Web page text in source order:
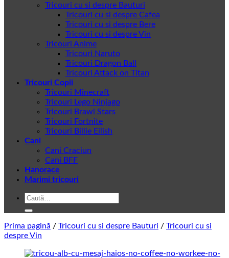
Tricouri cu si despre Bauturi
Tricouri cu si despre Cafea
Tricouri cu si despre Bere
Tricouri cu si despre Vin
Tricouri Anime
Tricouri Naruto
Tricouri Dragon Ball
Tricouri Attack on Titan
Tricouri Copii
Tricouri Minecraft
Tricouri Lego Ninjago
Tricouri Brawl Stars
Tricouri Fortnite
Tricouri Billie Eilish
Cani
Cani Craciun
Cani BFF
Hanorace
Marimi tricouri
Caută
Prima pagină / Tricouri cu si despre Bauturi / Tricouri cu si
despre Vin